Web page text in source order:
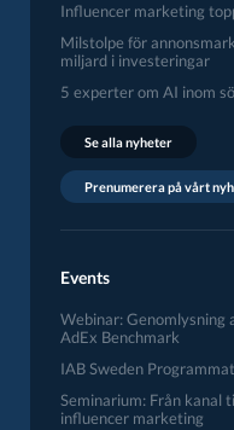
Influencer marketing
Milstolpe för
miljard i investeringar
5 experter om AI inom
Se alla nyheter
Prenumerera på vårt
Events
Webinar: Genomlysning
AdEx Benchmark
IAB Sweden
Seminarium: Från kanal
influencer marketing